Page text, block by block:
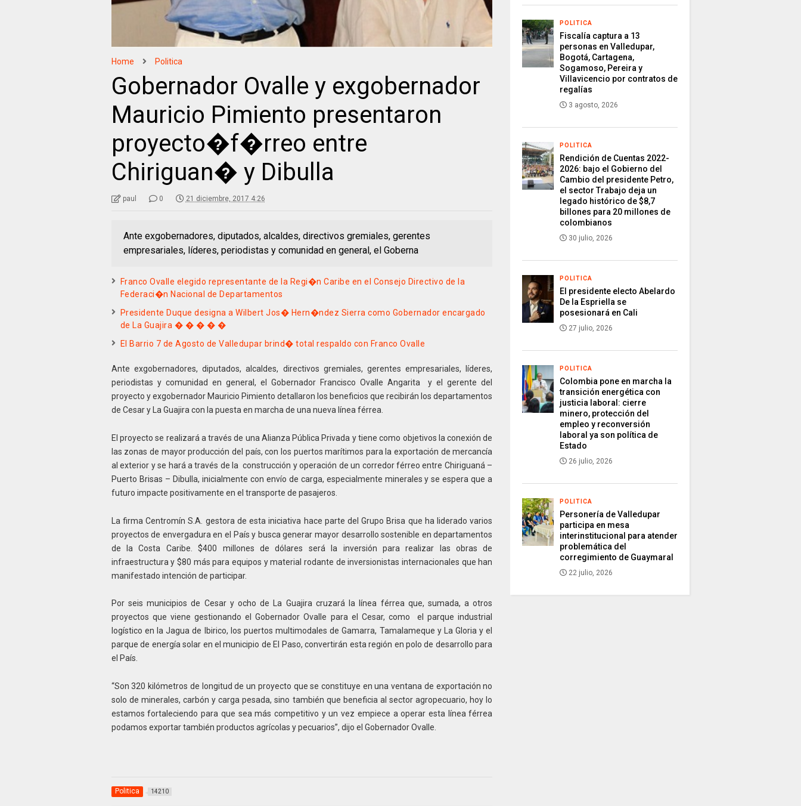
Home Politica
Gobernador Ovalle y exgobernador
Mauricio Pimiento presentaron
proyecto�f�rreo entre
Chiriguan� y Dibulla
paul 0 21 diciembre, 2017 4:26
Ante exgobernadores, diputados, alcaldes, directivos gremiales, gerentes
empresariales, líderes, periodistas y comunidad en general, el Goberna
Franco Ovalle elegido representante de la Regi�n Caribe en el Consejo Directivo de la
Federaci�n Nacional de Departamentos
Presidente Duque designa a Wilbert Jos� Hern�ndez Sierra como Gobernador encargado
de La Guajira � � � � �
El Barrio 7 de Agosto de Valledupar brind� total respaldo con Franco Ovalle
Ante exgobernadores, diputados, alcaldes, directivos gremiales, gerentes empresariales, líderes,
periodistas y comunidad en general, el Gobernador Francisco Ovalle Angarita y el gerente del
proyecto y exgobernador Mauricio Pimiento detallaron los beneficios que recibirán los departamentos
de Cesar y La Guajira con la puesta en marcha de una nueva línea férrea.
El proyecto se realizará a través de una Alianza Pública Privada y tiene como objetivos la conexión de
las zonas de mayor producción del país, con los puertos marítimos para la exportación de mercancía
al exterior y se hará a través de la construcción y operación de un corredor férreo entre Chiriguaná –
Puerto Brisas – Dibulla, inicialmente con envío de carga, especialmente minerales y se espera que a
futuro impacte positivamente en el transporte de pasajeros.
La firma Centromín S.A. gestora de esta iniciativa hace parte del Grupo Brisa que ha liderado varios
proyectos de envergadura en el País y busca generar mayor desarrollo sostenible en departamentos
de la Costa Caribe. $400 millones de dólares será la inversión para realizar las obras de
infraestructura y $80 más para equipos y material rodante de inversionistas internacionales que han
manifestado intención de participar.
Por seis municipios de Cesar y ocho de La Guajira cruzará la línea férrea que, sumada, a otros
proyectos que viene gestionando el Gobernador Ovalle para el Cesar, como el parque industrial
logístico en la Jagua de Ibirico, los puertos multimodales de Gamarra, Tamalameque y La Gloria y el
parque de energía solar en el municipio de El Paso, convertirán esta región en polo de desarrollo para
el País.
“Son 320 kilómetros de longitud de un proyecto que se constituye en una ventana de exportación no
solo de minerales, carbón y carga pesada, sino también que beneficia al sector agropecuario, hoy lo
estamos fortaleciendo para que sea más competitivo y un vez empiece a operar esta línea férrea
podamos exportar también productos agrícolas y pecuarios”, dijo el Gobernador Ovalle.
Politica 14210
POLITICA
Fiscalía captura a 13
personas en Valledupar,
Bogotá, Cartagena,
Sogamoso, Pereira y
Villavicencio por contratos de
regalías
3 agosto, 2026
POLITICA
Rendición de Cuentas 2022-
2026: bajo el Gobierno del
Cambio del presidente Petro,
el sector Trabajo deja un
legado histórico de $8,7
billones para 20 millones de
colombianos
30 julio, 2026
POLITICA
El presidente electo Abelardo
De la Espriella se
posesionará en Cali
27 julio, 2026
POLITICA
Colombia pone en marcha la
transición energética con
justicia laboral: cierre
minero, protección del
empleo y reconversión
laboral ya son política de
Estado
26 julio, 2026
POLITICA
Personería de Valledupar
participa en mesa
interinstitucional para atender
problemática del
corregimiento de Guaymaral
22 julio, 2026